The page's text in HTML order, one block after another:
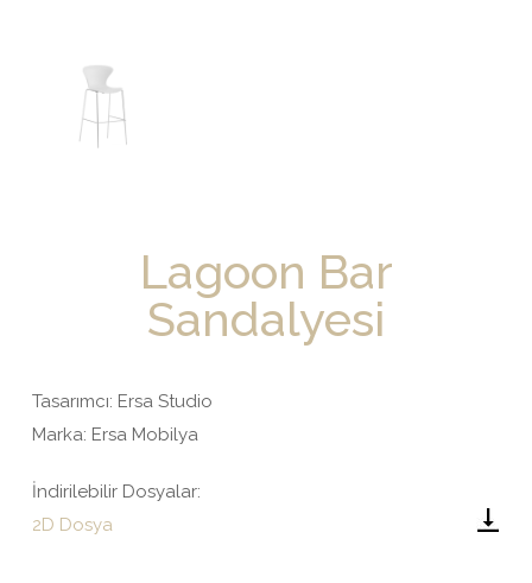
Lagoon Bar
Sandalyesi
Tasarımcı: Ersa Studio
Marka: Ersa Mobilya
İndirilebilir Dosyalar:
2D Dosya